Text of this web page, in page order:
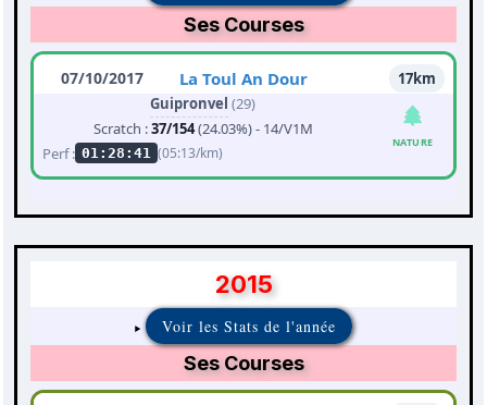
Ses Courses
07/10/2017 La Toul An Dour
17km
Guipronvel (29)
Scratch :37/154(24.03%) - 14/V1M
Perf : 01:28:41 (05:13/km)
NATURE
2015
Voir les Stats de l'année
Ses Courses